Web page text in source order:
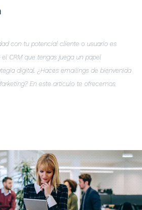
con tu potencial cliente o usuario es
CRM que tengas juega un papel
digital. ¿Haces emailings de bienvenida
En este articulo te ofrecemos